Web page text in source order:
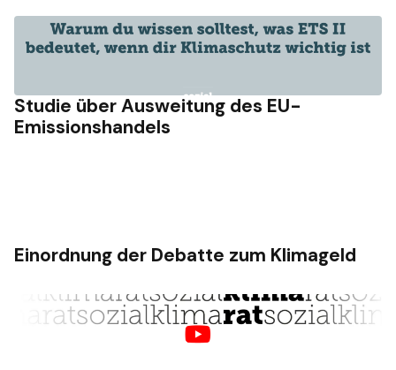
Studie über Ausweitung des EU-
Emissionshandels
Einordnung der Debatte zum Klimageld